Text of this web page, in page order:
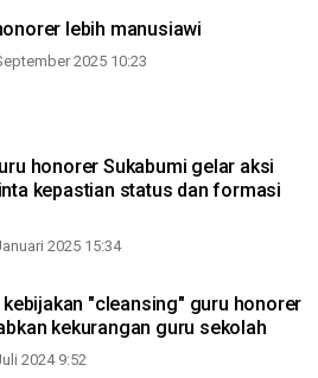
lebih manusiawi
2025 10:23
honorer Sukabumi gelar aksi
kepastian status dan formasi
2025 15:34
kebijakan "cleansing" guru honorer
kekurangan guru sekolah
2024 9:52